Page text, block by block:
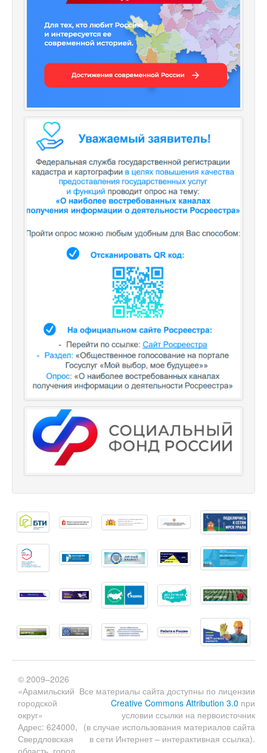
Все материалы сайта доступны по лицензии
Creative Commons Attribution 3.0 при
условии ссылки на первоисточник
(в случае использования материалов сайта
в сети Интернет – интерактивная ссылка).
© 2009–2026
«Арамильский
городской
округ»
Адрес: 624000,
Свердловская
область, город